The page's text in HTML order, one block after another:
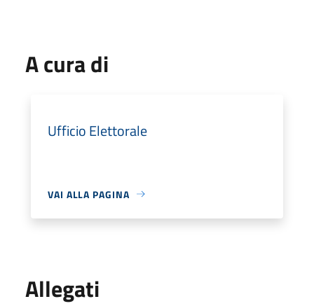
A cura di
Ufficio Elettorale
VAI ALLA PAGINA
Allegati